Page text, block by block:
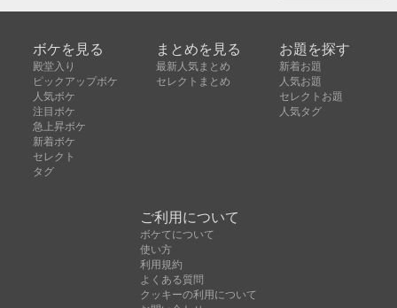
ボケを見る
殿堂入り
ピックアップボケ
人気ボケ
注目ボケ
急上昇ボケ
新着ボケ
セレクト
タグ
まとめを見る
最新人気まとめ
セレクトまとめ
お題を探す
新着お題
人気お題
セレクトお題
人気タグ
ご利用について
ボケてについて
使い方
利用規約
よくある質問
クッキーの利用について